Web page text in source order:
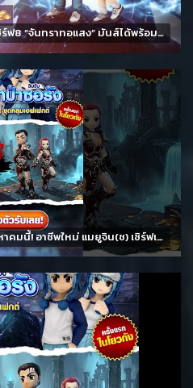
[Real Yulgang Classic] ใหม่เซิร์ฟ8 “จันทราทอแสง” มันส์ได้พร้อมกัน 11 สิงหาคม นี้!!
[Real Yulgang Classic] 11 สิงหาคมนี้! อาชีพใหม่ แมยูจิน(ช) เซิร์ฟเวอร์ 8 จันทราทอแสงและกิจกรรมมากมาย